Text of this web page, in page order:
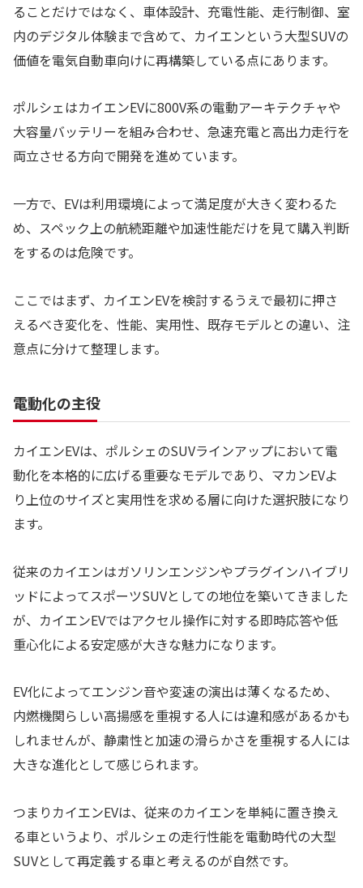
ることだけではなく、車体設計、充電性能、走行制御、室
内のデジタル体験まで含めて、カイエンという大型SUVの
価値を電気自動車向けに再構築している点にあります。
ポルシェはカイエンEVに800V系の電動アーキテクチャや
大容量バッテリーを組み合わせ、急速充電と高出力走行を
両立させる方向で開発を進めています。
一方で、EVは利用環境によって満足度が大きく変わるた
め、スペック上の航続距離や加速性能だけを見て購入判断
をするのは危険です。
ここではまず、カイエンEVを検討するうえで最初に押さ
えるべき変化を、性能、実用性、既存モデルとの違い、注
意点に分けて整理します。
電動化の主役
カイエンEVは、ポルシェのSUVラインアップにおいて電
動化を本格的に広げる重要なモデルであり、マカンEVよ
り上位のサイズと実用性を求める層に向けた選択肢になり
ます。
従来のカイエンはガソリンエンジンやプラグインハイブリ
ッドによってスポーツSUVとしての地位を築いてきました
が、カイエンEVではアクセル操作に対する即時応答や低
重心化による安定感が大きな魅力になります。
EV化によってエンジン音や変速の演出は薄くなるため、
内燃機関らしい高揚感を重視する人には違和感があるかも
しれませんが、静粛性と加速の滑らかさを重視する人には
大きな進化として感じられます。
つまりカイエンEVは、従来のカイエンを単純に置き換え
る車というより、ポルシェの走行性能を電動時代の大型
SUVとして再定義する車と考えるのが自然です。